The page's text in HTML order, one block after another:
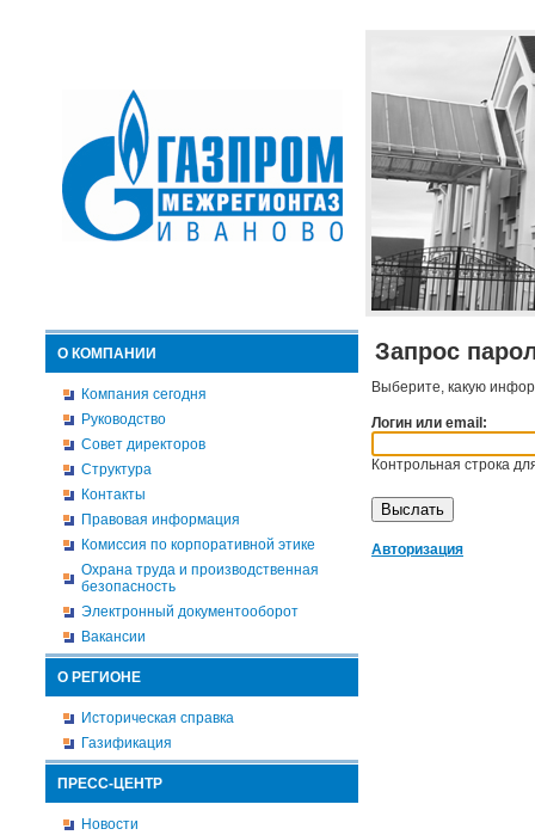
О КОМПАНИИ
Компания сегодня
Руководство
Совет директоров
Структура
Контакты
Правовая информация
Комиссия по корпоративной этике
Охрана труда и производственная
безопасность
Электронный документооборот
Вакансии
О РЕГИОНЕ
Историческая справка
Газификация
ПРЕСС-ЦЕНТР
Новости
Запрос
Выберите, какую
Логин или email:
Контрольная строка
Авторизация